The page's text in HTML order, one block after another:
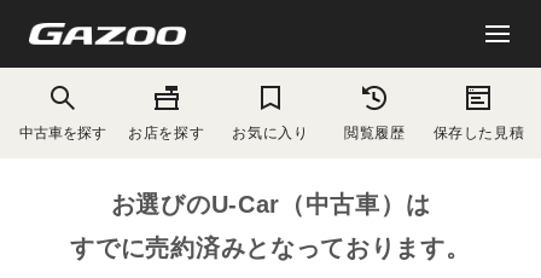
中古車を探す お店を探す お気に入り 閲覧履歴 保存した見積
お選びのU-Car（中古車）は
すでに売約済みとなっております。